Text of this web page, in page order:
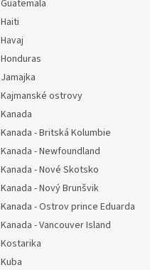
Guatemala
Haiti
Havaj
Honduras
Jamajka
Kajmanské ostrovy
Kanada
Kanada - Britská Kolumbie
Kanada - Newfoundland
Kanada - Nové Skotsko
Kanada - Nový Brunšvik
Kanada - Ostrov prince Eduarda
Kanada - Vancouver Island
Kostarika
Kuba